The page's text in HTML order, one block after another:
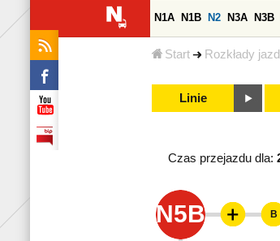
Start Rozkłady
N1A N1B N2 N3A N3B
Linie
Czas przejazdu dla:
N5B B